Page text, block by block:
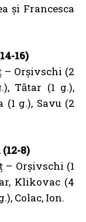
și Francesca
16)
– Orşivschi (2
Tătar (1 g.),
g.), Savu (2
8)
– Orşivschi (1
Klikovac (4
Colac, Ion.